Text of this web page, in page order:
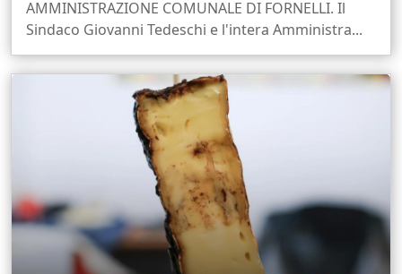
AMMINISTRAZIONE COMUNALE DI FORNELLI. Il
Sindaco Giovanni Tedeschi e l'intera Amministra...